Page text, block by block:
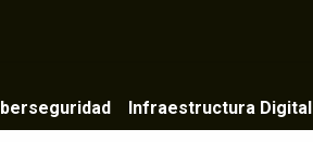
Infraestructura Digital